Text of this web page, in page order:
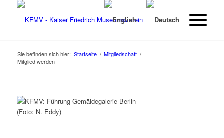
Sie befinden sich hier: Startseite / Mitgliedschaft /
Mitglied werden
(Foto: N. Eddy)